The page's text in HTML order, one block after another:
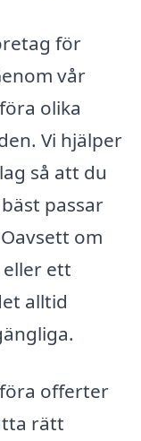
för
vår
olika
Vi hjälper
så att du
passar
om
ett
alltid
offerter
rätt